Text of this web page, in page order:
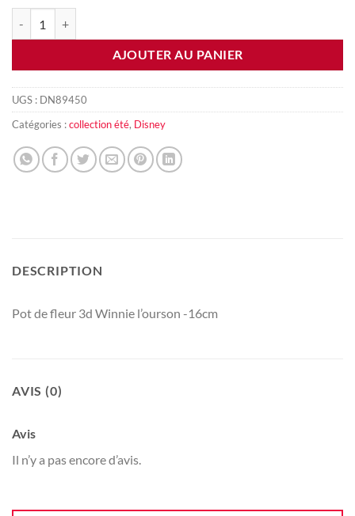
AJOUTER AU PANIER
UGS : DN89450
Catégories :collection été, Disney
DESCRIPTION
Pot de fleur 3d Winnie l’ourson -16cm
AVIS (0)
Avis
Il n’y a pas encore d’avis.